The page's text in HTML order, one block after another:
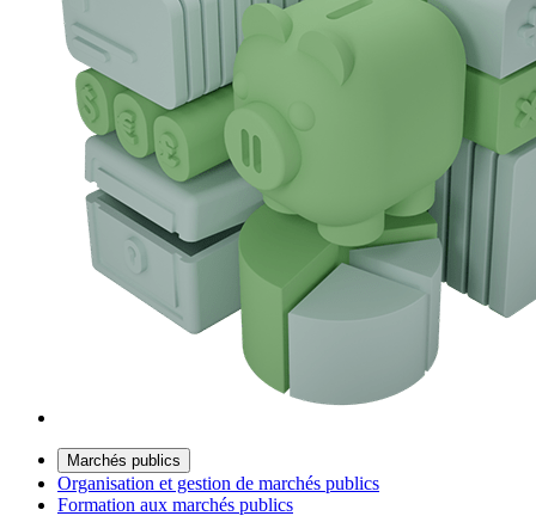
Marchés publics
Organisation et gestion de marchés publics
Formation aux marchés publics